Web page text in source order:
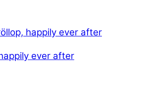
ever after